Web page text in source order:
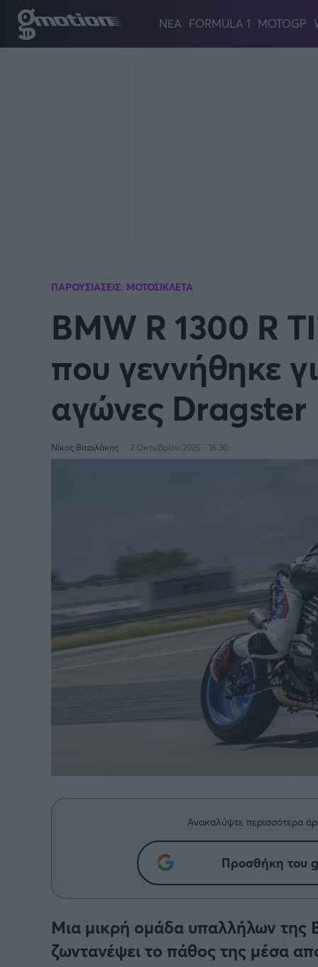
Παράκαμψη προς το κυρίως περιεχόμενο
ΝΕΑ FORMULA 1 MOTOGP
ΠΑΡΟΥΣΙΑΣΕΙΣ: ΜΟΤΟΣΙΚΛΕΤΑ
BMW R 1300 R
που γεννήθηκε
αγώνες Dragster
Νίκος Βιτσιλάκης 2 Οκτωβρίου 2025 - 16:30
Ανακαλύψτε περισσότερα
Προσθήκη του
Μια μικρή ομάδα υπαλλήλων της
ζωντανέψει το πάθος της μέσα